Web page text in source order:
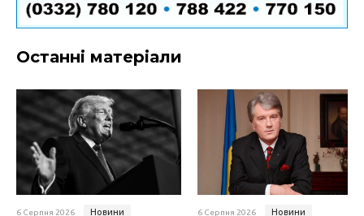
Останні матеріали
6 Серпня 2026 Новини 6 Серпня 2026 Новини